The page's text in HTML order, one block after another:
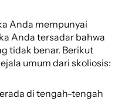
Anda mempunyai
Anda tersadar bahwa
tidak benar. Berikut
umum dari skoliosis:
di tengah-tengah